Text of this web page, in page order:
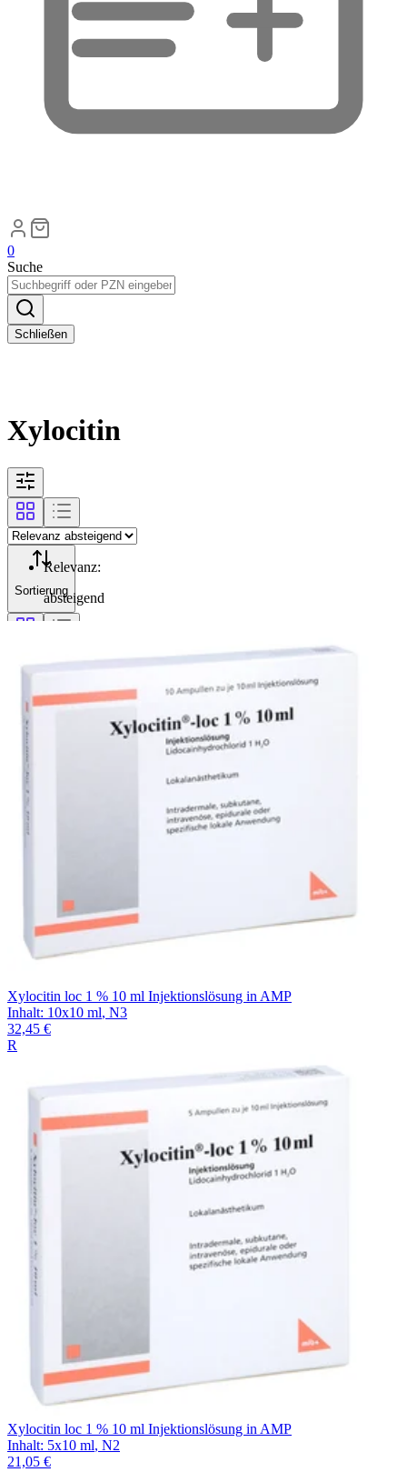
0
Suche
Schließen
Xylocitin
Sortierung
Relevanz:
absteigend
Xylocitin loc 1 % 10 ml Injektionslösung in AMP
Inhalt: 10x10 ml, N3
32,45 €
R
Xylocitin loc 1 % 10 ml Injektionslösung in AMP
Inhalt: 5x10 ml, N2
21,05 €